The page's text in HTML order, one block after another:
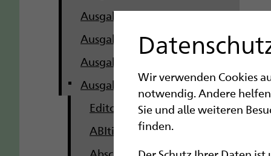
Ausgabe 2/2018
Ausgabe 1/2018
Ausgabe 3/2017
Ausgabe 2/2017
Editorial 2/2017
ABItioniert!
Abschlussjahrgang IT
Wir verwenden Cookies
notwendig. Andere
Sie und alle weiteren
finden.